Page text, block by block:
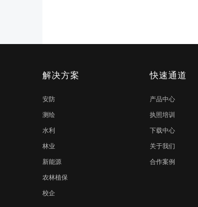
解决方案
安防
测绘
水利
林业
新能源
农林植保
校企
快速通道
产品中心
执照培训
下载中心
关于我们
合作案例